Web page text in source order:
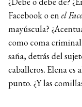
Facebook o enel
mayúscula?
como coma criminal
saña, detrás del
caballeros. Elena es
punto. ¿Y las